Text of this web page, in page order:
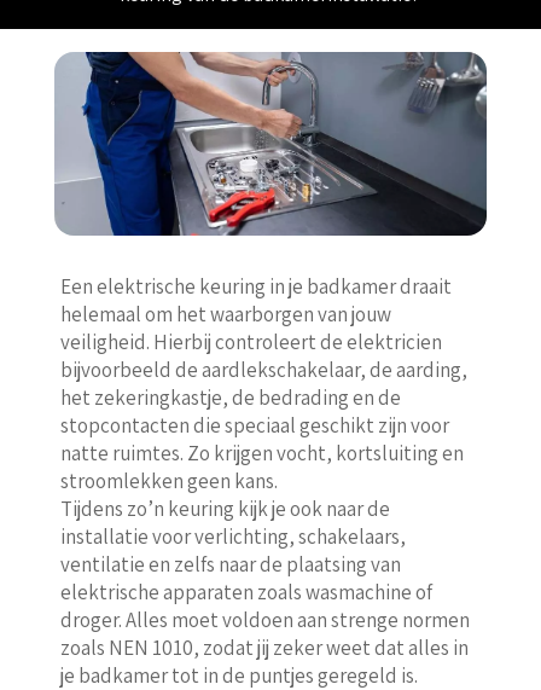
Een elektrische keuring in je badkamer draait
helemaal om het waarborgen van jouw
veiligheid. Hierbij controleert de elektricien
bijvoorbeeld de aardlekschakelaar, de aarding,
het zekeringkastje, de bedrading en de
stopcontacten die speciaal geschikt zijn voor
natte ruimtes. Zo krijgen vocht, kortsluiting en
stroomlekken geen kans.
Tijdens zo’n keuring kijk je ook naar de
installatie voor verlichting, schakelaars,
ventilatie en zelfs naar de plaatsing van
elektrische apparaten zoals wasmachine of
droger. Alles moet voldoen aan strenge normen
zoals NEN 1010, zodat jij zeker weet dat alles in
je badkamer tot in de puntjes geregeld is.